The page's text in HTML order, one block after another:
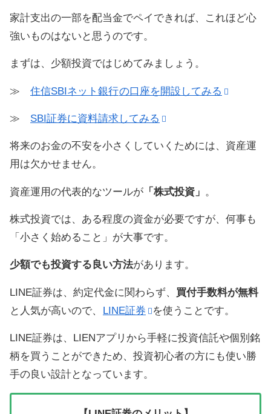
家計支出の一部を配当金でペイできれば、これほど心
強いものはないと思うのです。
まずは、少額投資ではじめてみましょう。
≫ 住信SBIネット銀行の口座を開設してみる
≫ SBI証券に資料請求してみる
将来のお金の不安を小さくしていくためには、資産運
用は欠かせません。
資産運用の代表的なツールが 「株式投資」 。
株式投資では、ある程度の資金が必要ですが、何事も
「小さく始めること」が大事です。
少額でも投資する良い方法があります。
LINE証券は、約定代金に関わらず、 買付手数料が無料
と人気が高いので、
LINE証券 を使うことです。
LINE証券は、LIENアプリから手軽に投資信託や個別銘
柄を買うことができため、投資初心者の方にも使い勝
手の良い設計となっています。